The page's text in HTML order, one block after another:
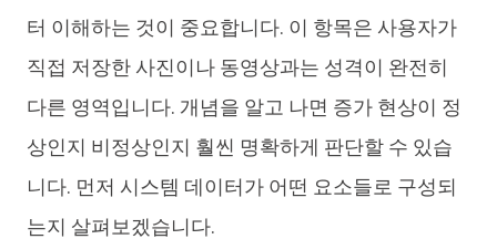
터 이해하는 것이 중요합니다. 이 항목은 사용자가
직접 저장한 사진이나 동영상과는 성격이 완전히
다른 영역입니다. 개념을 알고 나면 증가 현상이 정
상인지 비정상인지 훨씬 명확하게 판단할 수 있습
니다. 먼저 시스템 데이터가 어떤 요소들로 구성되
는지 살펴보겠습니다.